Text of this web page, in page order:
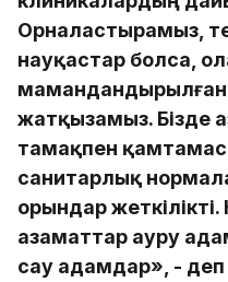
Орналастырамыз,
науқастар болса,
мамандандырылған
жатқызамыз. Бізде
тамақпен
санитарлық
орындар
азаматтар ауру
сау адамдар», - деп